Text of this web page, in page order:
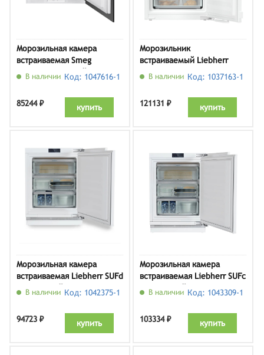
Морозильная камера
встраиваемая Smeg
U8F082DE1, белый
В наличии Код: 1047616-1
85244 ₽ купить
Морозильник
встраиваемый Liebherr
IFNbi 3553
В наличии Код: 1037163-1
121131 ₽ купить
Морозильная камера
встраиваемая Liebherr SUFd
3603, белый
В наличии Код: 1042375-1
94723 ₽ купить
Морозильная камера
встраиваемая Liebherr SUFc
3703, белый
В наличии Код: 1043309-1
103334 ₽ купить